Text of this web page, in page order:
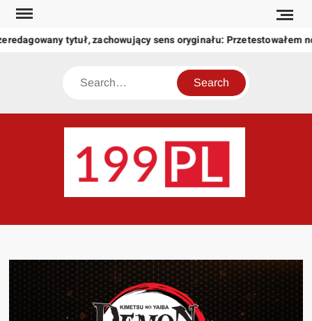
Skip
content
tytuł, zachowujący sens oryginału: Przetestowałem
Search
świat